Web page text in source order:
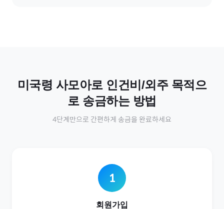
미국령 사모아로 인건비/외주 목적으
로 송금하는 방법
4단계만으로 간편하게 송금을 완료하세요
1
회원가입